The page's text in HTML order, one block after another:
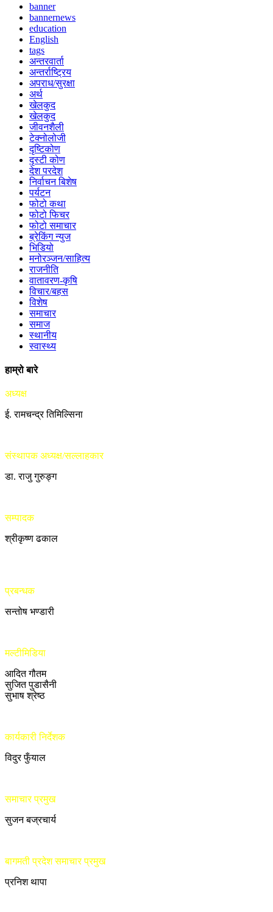
banner
bannernews
education
English
tags
अन्तरवार्ता
अन्तर्राष्ट्रिय
अपराध/सुरक्षा
अर्थ
खेलकुद
खेलकुद
जीवनशैली
टेक्नोलोजी
दृष्टिकोण
दृस्टी कोण
देश परदेश
निर्वाचन बिशेष
पर्यटन
फोटो कथा
फोटो फिचर
फोटो समाचार
ब्रेकिंग न्युज
भिडियो
मनोरञ्जन/साहित्य
राजनीति
वातावरण-कृषि
विचार/बहस
विशेष
समाचार
समाज
स्थानीय
स्वास्थ्य
हाम्रो बारे
अध्यक्ष
ई. रामचन्द्र तिमिल्सिना
संस्थापक अध्यक्ष/सल्लाहकार
डा. राजु गुरुङ्ग
सम्पादक
श्रीकृष्ण ढकाल
प्रबन्धक
सन्तोष भण्डारी
मल्टीमिडिया
आदित गौतम
सुजित पुडासैनी
सुभाष श्रेष्ठ
कार्यकारी निर्देशक
विदुर फुँयाल
समाचार प्रमुख
सुजन बज्रचार्य
बागमती प्रदेश समाचार प्रमुख
प्रनिश थापा